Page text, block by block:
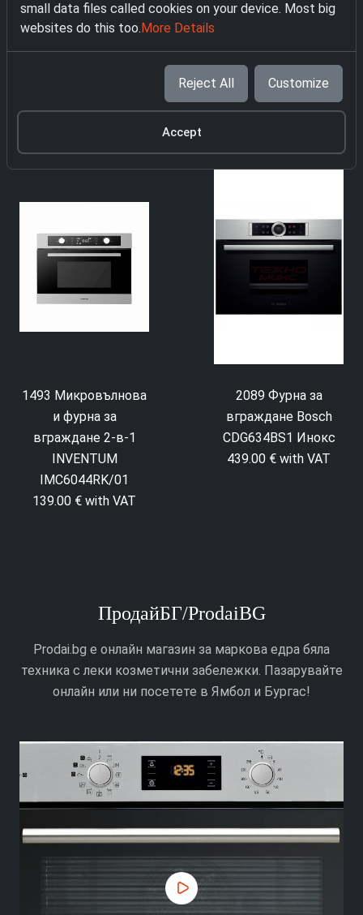
1493 Микровълнова
и фурна за
вграждане 2-в-1
INVENTUM
IMC6044RK/01
139.00 € with VAT
2089 Фурна за
вграждане Bosch
CDG634BS1 Инокс
439.00 € with VAT
ПродайБГ/ProdaiBG
Prodai.bg е онлайн магазин за маркова едра бяла
техника с леки козметични забележки. Пазарувайте
онлайн или ни посетете в Ямбол и Бургас!
small data files called cookies on your device. Most big
websites do this too.More Details
Reject All Customize
Accept